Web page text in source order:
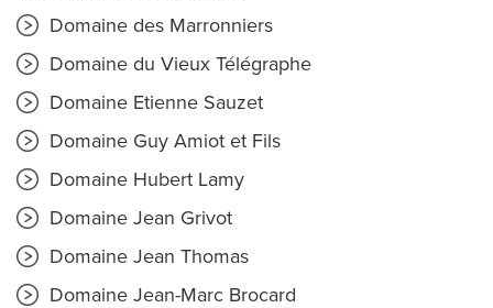
Domaine des Marronniers
Domaine du Vieux Télégraphe
Domaine Etienne Sauzet
Domaine Guy Amiot et Fils
Domaine Hubert Lamy
Domaine Jean Grivot
Domaine Jean Thomas
Domaine Jean-Marc Brocard